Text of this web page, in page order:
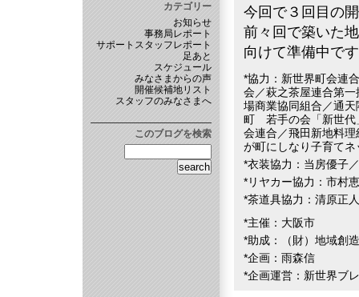
今回で３回目の
前々回で築いた
向けて準備中で
*協力：新世界町会連
会／萩之茶屋連合第
場商業協同組合／通
町 若手の会「新世代
会連合／飛田新地料
が町にしなり子育て
*衣装協力：当房優子
*リヤカー協力：市村
*茶道具協力：清原正人
*主催：大阪市
*助成：（財）地域創造
*企画：雨森信
*企画運営：新世界ブ
カテゴリー
お知らせ
事務局レポート
サポートスタッフレポート
足あと
スケジュール
みなさまからの声
開催候補地リスト
スタッフのみなさまへ
このブログを検索